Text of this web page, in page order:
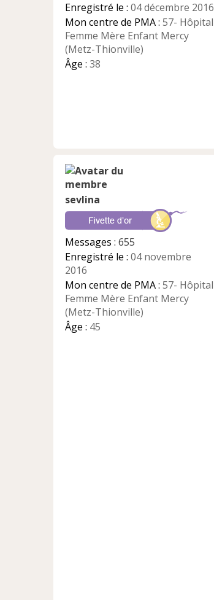
Enregistré le : 04 décembre 2016
Mon centre de PMA : 57- Hôpital
Femme Mère Enfant Mercy
(Metz-Thionville)
Âge : 38
sevlina
Messages : 655
Enregistré le : 04 novembre
2016
Mon centre de PMA : 57- Hôpital
Femme Mère Enfant Mercy
(Metz-Thionville)
Âge : 45